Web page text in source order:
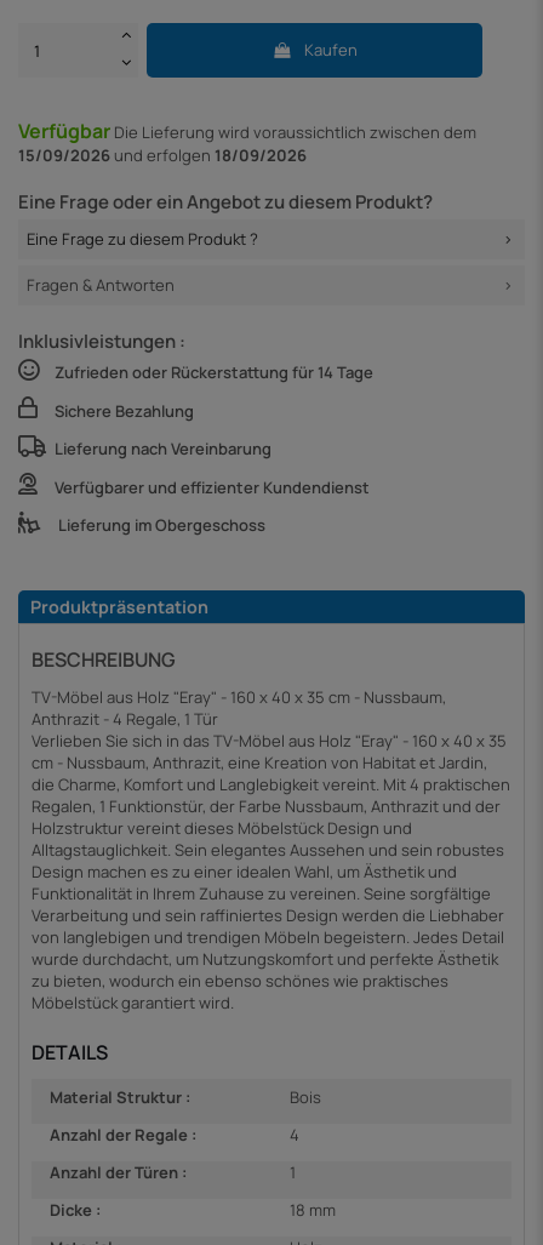
Kaufen
Verfügbar Die Lieferung wird voraussichtlich zwischen dem
15/09/2026 und erfolgen 18/09/2026
Eine Frage oder ein Angebot zu diesem Produkt?
Eine Frage zu diesem Produkt ?
Fragen & Antworten
Inklusivleistungen :
Zufrieden oder Rückerstattung für 14 Tage
Sichere Bezahlung
Lieferung nach Vereinbarung
Verfügbarer und effizienter Kundendienst
Lieferung im Obergeschoss
Produktpräsentation
BESCHREIBUNG
TV-Möbel aus Holz "Eray" - 160 x 40 x 35 cm - Nussbaum,
Anthrazit - 4 Regale, 1 Tür
Verlieben Sie sich in das TV-Möbel aus Holz "Eray" - 160 x 40 x 35
cm - Nussbaum, Anthrazit, eine Kreation von Habitat et Jardin,
die Charme, Komfort und Langlebigkeit vereint. Mit 4 praktischen
Regalen, 1 Funktionstür, der Farbe Nussbaum, Anthrazit und der
Holzstruktur vereint dieses Möbelstück Design und
Alltagstauglichkeit. Sein elegantes Aussehen und sein robustes
Design machen es zu einer idealen Wahl, um Ästhetik und
Funktionalität in Ihrem Zuhause zu vereinen. Seine sorgfältige
Verarbeitung und sein raffiniertes Design werden die Liebhaber
von langlebigen und trendigen Möbeln begeistern. Jedes Detail
wurde durchdacht, um Nutzungskomfort und perfekte Ästhetik
zu bieten, wodurch ein ebenso schönes wie praktisches
Möbelstück garantiert wird.
DETAILS
Material Struktur :
Bois
Anzahl der Regale :
4
Anzahl der Türen :
1
Dicke :
18 mm